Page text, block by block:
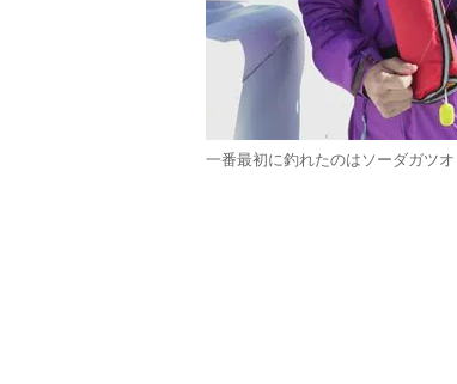
一番最初に釣れたのはソーダガツオ